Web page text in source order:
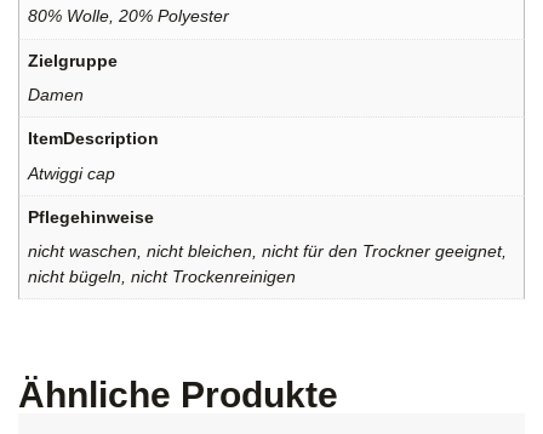
80% Wolle, 20% Polyester
Zielgruppe
Damen
ItemDescription
Atwiggi cap
Pflegehinweise
nicht waschen, nicht bleichen, nicht für den Trockner geeignet,
nicht bügeln, nicht Trockenreinigen
Ähnliche Produkte